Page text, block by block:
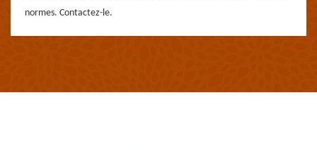
normes. Contactez-le.